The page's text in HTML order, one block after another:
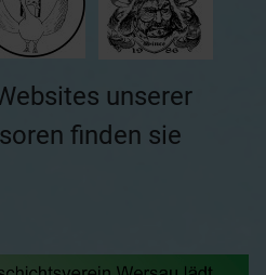
unserer
finden sie